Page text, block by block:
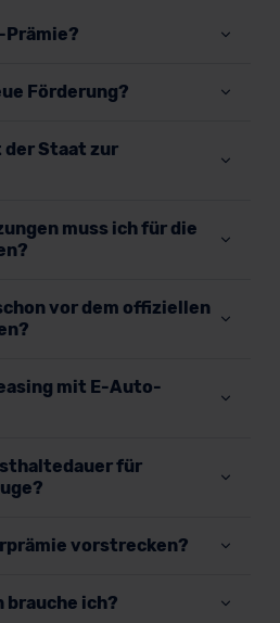
Prämie?
Förderung?
der Staat zur
muss ich für die
vor dem offiziellen
mit E-Auto-
für
vorstrecken?
brauche ich?